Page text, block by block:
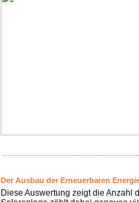
Der Ausbau der Erneuerbaren
Diese Auswertung zeigt die Anzahl